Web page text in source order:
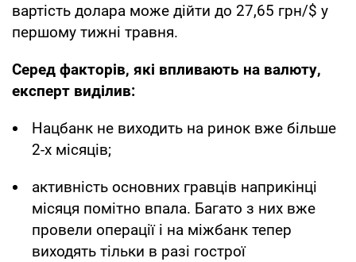
вартість долара може дійти до 27,65 грн/$ у
першому тижні травня.
Серед факторів, які впливають на валюту,
експерт виділив:
Нацбанк не виходить на ринок вже більше
2-х місяців;
активність основних гравців наприкінці
місяця помітно впала. Багато з них вже
провели операції і на міжбанк тепер
виходять тільки в разі гострої